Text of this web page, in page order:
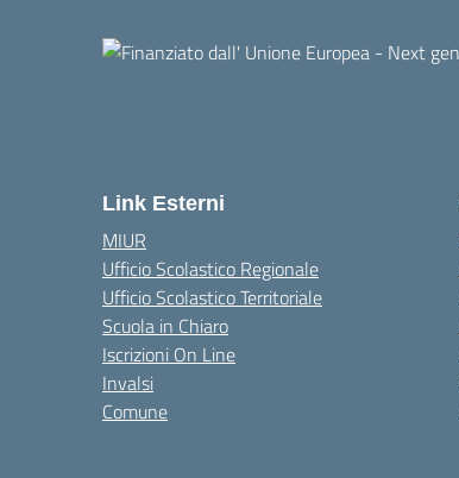
Link Esterni
MIUR
Ufficio Scolastico Regionale
Ufficio Scolastico Territoriale
Scuola in Chiaro
Iscrizioni On Line
Invalsi
Comune